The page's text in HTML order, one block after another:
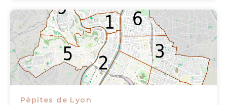
Pépites de Lyon